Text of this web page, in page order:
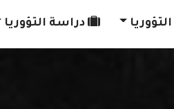
دراسة التؤوريا